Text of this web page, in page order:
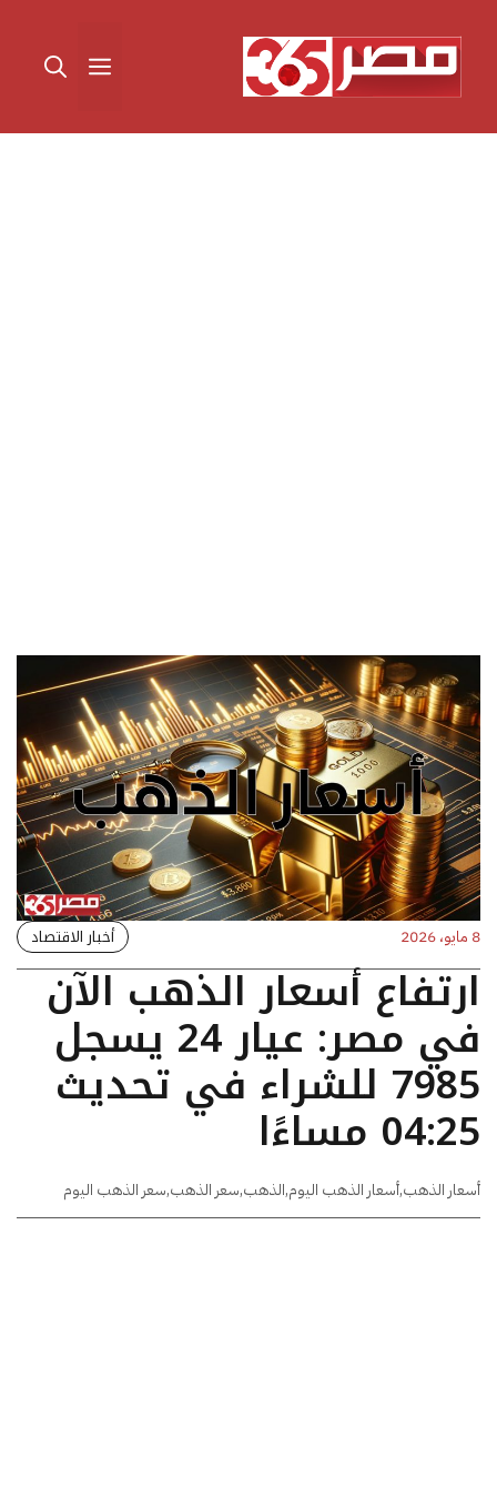
المحتوى القائمة
8 مايو، 2026 أخبار الاقتصاد
ارتفاع أسعار الذهب الآن
في مصر: عيار 24 يسجل
7985 للشراء في تحديث
04:25 مساءًا
أسعار الذهب,أسعار الذهب اليوم,الذهب,سعر الذهب,سعر الذهب اليوم